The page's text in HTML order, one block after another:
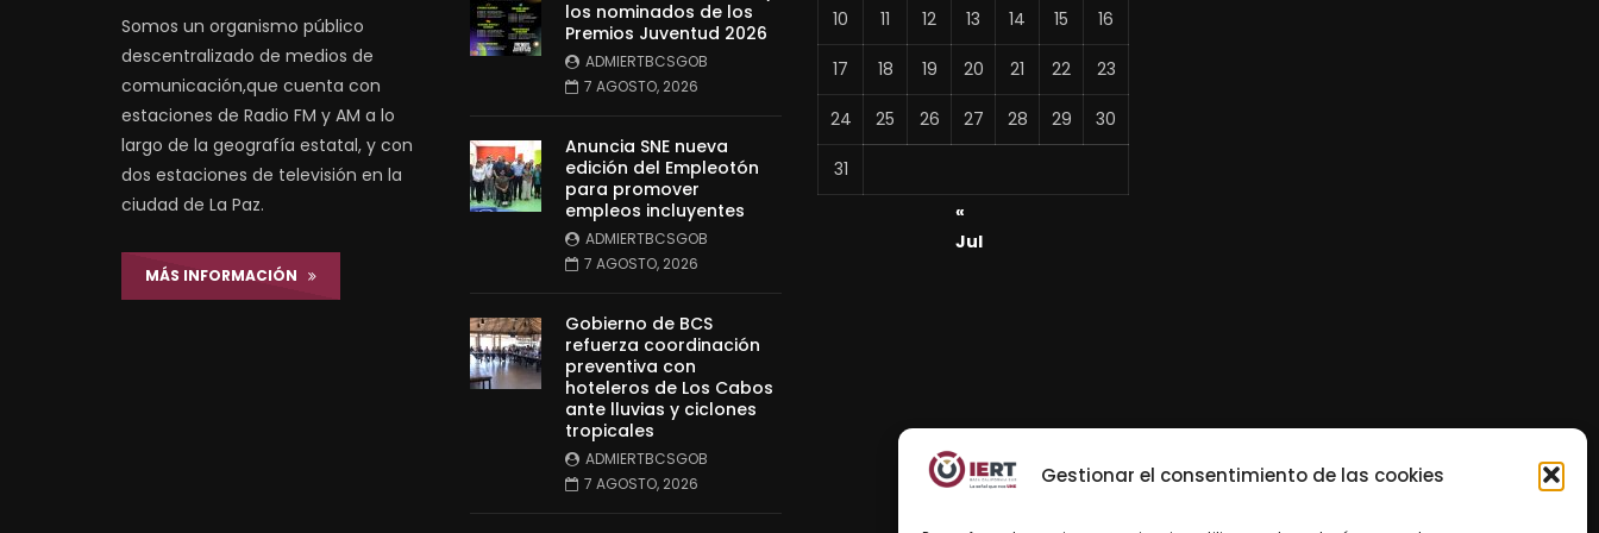
Gestionar el consentimiento de las cookies
Somos un organismo público
descentralizado de medios de
comunicación,que cuenta con
estaciones de Radio FM y AM a lo
largo de la geografía estatal, y con
dos estaciones de televisión en la
ciudad de La Paz.
MÁS INFORMACIÓN
los nominados de los
Premios Juventud 2026
ADMIERTBCSGOB
7 AGOSTO, 2026
Anuncia SNE nueva
edición del Empleotón
para promover
empleos incluyentes
ADMIERTBCSGOB
7 AGOSTO, 2026
Gobierno de BCS
refuerza coordinación
preventiva con
hoteleros de Los Cabos
ante lluvias y ciclones
tropicales
ADMIERTBCSGOB
7 AGOSTO, 2026
10 11 12 13 14 15 16
17 18 19 20 21 22 23
24 25 26 27 28 29 30
31
«
Jul